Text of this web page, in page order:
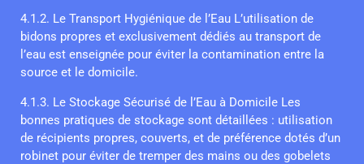
4.1.2. Le Transport Hygiénique de l’Eau L’utilisation de
bidons propres et exclusivement dédiés au transport de
l’eau est enseignée pour éviter la contamination entre la
source et le domicile.
4.1.3. Le Stockage Sécurisé de l’Eau à Domicile Les
bonnes pratiques de stockage sont détaillées : utilisation
de récipients propres, couverts, et de préférence dotés d’un
robinet pour éviter de tremper des mains ou des gobelets